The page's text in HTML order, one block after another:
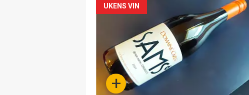
Forsiden
akkurat
nå
-
+
UKENS VIN